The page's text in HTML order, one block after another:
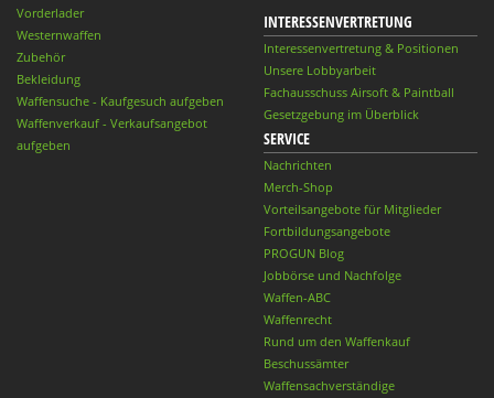
Vorderlader
Westernwaffen
Zubehör
Bekleidung
Waffensuche - Kaufgesuch aufgeben
Waffenverkauf - Verkaufsangebot
aufgeben
INTERESSENVERTRETUNG
Interessenvertretung & Positionen
Unsere Lobbyarbeit
Fachausschuss Airsoft & Paintball
Gesetzgebung im Überblick
SERVICE
Nachrichten
Merch-Shop
Vorteilsangebote für Mitglieder
Fortbildungsangebote
PROGUN Blog
Jobbörse und Nachfolge
Waffen-ABC
Waffenrecht
Rund um den Waffenkauf
Beschussämter
Waffensachverständige